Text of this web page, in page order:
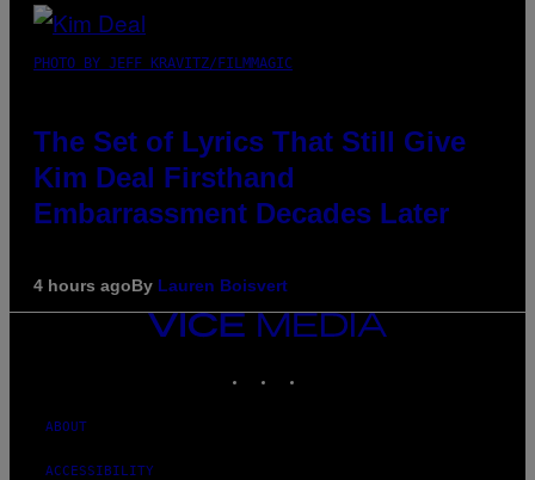
PHOTO BY JEFF KRAVITZ/FILMMAGIC
The Set of Lyrics That Still Give
Kim Deal Firsthand
Embarrassment Decades Later
4 hours agoBy Lauren Boisvert
VICE
MEDIA
ABOUT
ACCESSIBILITY